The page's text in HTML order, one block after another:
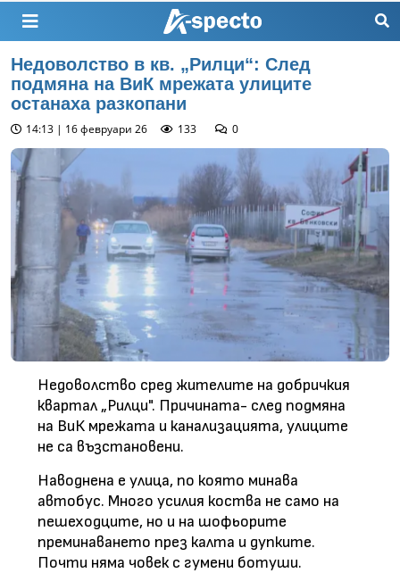
Недоволство в кв. „Рилци“: След
подмяна на ВиК мрежата улиците
останаха разкопани
14:13 | 16 февруари 26 133 0
Недоволство сред жителите на добричкия
квартал „Рилци". Причината- след подмяна
на ВиК мрежата и канализацията, улиците
не са възстановени.
Наводнена е улица, по която минава
автобус. Много усилия коства не само на
пешеходците, но и на шофьорите
преминаването през калта и дупките.
Почти няма човек с гумени ботуши.